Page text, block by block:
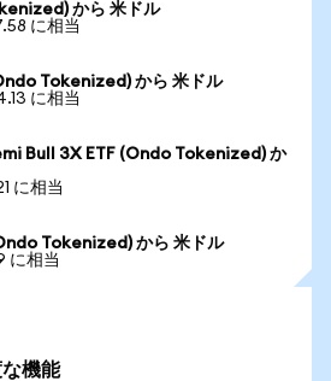
から 米ドル
に相当
Tokenized) から 米ドル
に相当
Bull 3X ETF (Ondo Tokenized) か
に相当
Tokenized) から 米ドル
に相当
機能